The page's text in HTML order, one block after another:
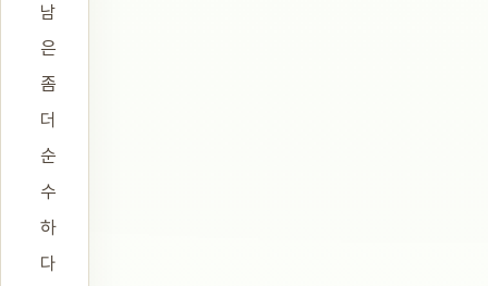
남
은
좀
더
순
수
하
다